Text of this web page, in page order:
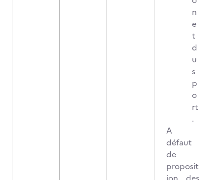
n
e
t
d
u
s
p
o
rt
.
A
défaut
de
proposit